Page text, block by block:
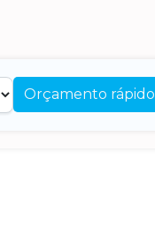
Orçamento rápido